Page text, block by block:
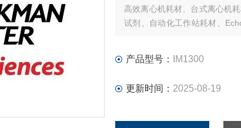
高效离心机耗材、台式离心机
试剂、自动化工作站耗材、
产品型号： IM1300
更新时间： 2025-08-19